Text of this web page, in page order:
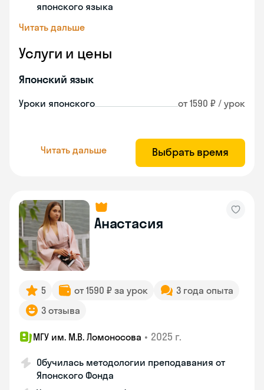
японского языка
Читать дальше
Услуги и цены
Японский язык
Уроки японского от 1590 ₽ / урок
Читать дальше Выбрать время
Анастасия
5 от 1590 ₽ за урок
3 года опыта
3 отзыва
МГУ им. М.В. Ломоносова • 2025 г.
Обучилась методологии преподавания от
Японского Фонда